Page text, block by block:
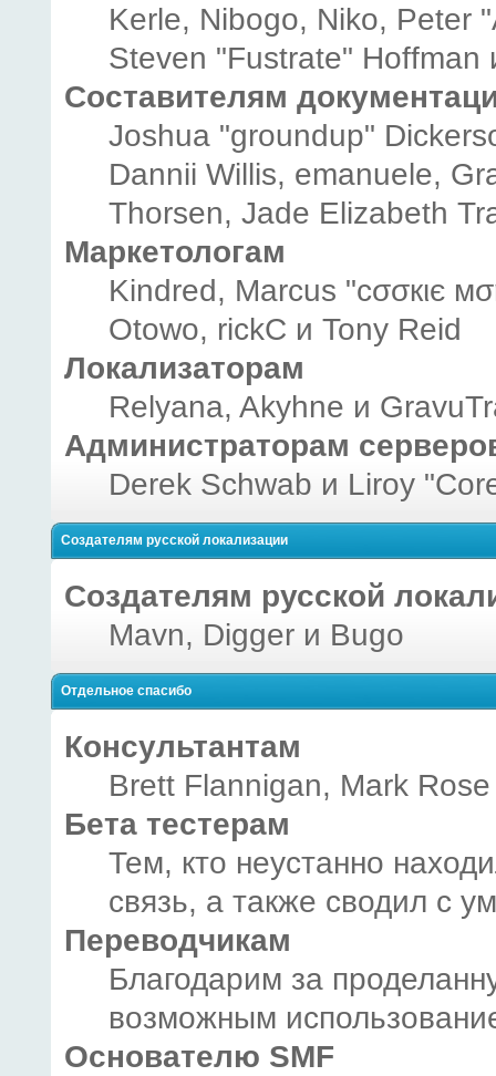
Kerle, Nibogo, Niko, Peter
Steven "Fustrate" Hoffman
Составителям
Joshua "groundup"
Dannii Willis, emanuele,
Thorsen, Jade Elizabeth
Маркетологам
Kindred, Marcus "cσσкιє
Otowo, rickC и Tony Reid
Локализаторам
Relyana, Akyhne и
Администраторам
Derek Schwab и Liroy
Создателям русской локализации
Создателям русской
Mavn, Digger и Bugo
Отдельное спасибо
Консультантам
Brett Flannigan, Mark
Бета тестерам
Тем, кто неустанно
связь, а также сводил с
Переводчикам
Благодарим за
возможным
Основателю SMF